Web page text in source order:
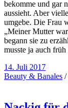
bekomme und gar
aussieht. Aber
umgebe. Die Frau
„Meiner Mutter
begann sie zu
musste ja auch
14. Juli 2017
Beauty & Banales /